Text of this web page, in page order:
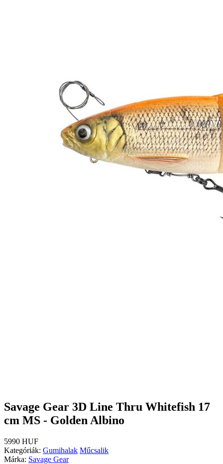
Savage Gear 3D Line Thru Whitefish 17
cm MS - Golden Albino
5990 HUF
Kategóriák: Gumihalak Műcsalik
Márka: Savage Gear